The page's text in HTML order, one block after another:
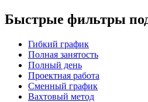
Быстрые фильтры
Гибкий график
Полная занятость
Полный день
Проектная работа
Сменный график
Вахтовый метод